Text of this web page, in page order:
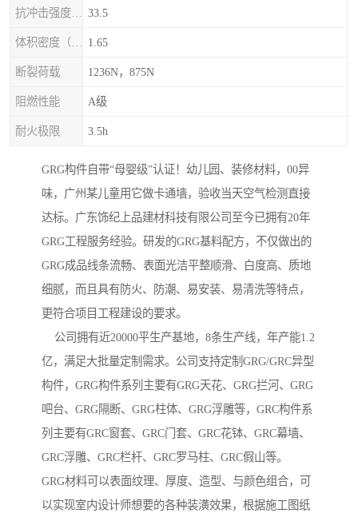
33.5
1.65
断裂荷载 1236N，875N
阻燃性能 A级
耐火极限 3.5h
GRG构件自带“母婴级”认证！幼儿园、装修材料，00异
味，广州某儿童用它做卡通墙，验收当天空气检测直接
达标。广东饰纪上品建材科技有限公司至今已拥有20年
GRG工程服务经验。研发的GRG基料配方，不仅做出的
GRG成品线条流畅、表面光洁平整顺滑、白度高、质地
细腻，而且具有防火、防潮、易安装、易清洗等特点，
更符合项目工程建设的要求。
公司拥有近20000平生产基地，8条生产线，年产能1.2
亿，满足大批量定制需求。公司支持定制GRG/GRC异型
构件，GRG构件系列主要有GRG天花、GRG拦河、GRG
吧台、GRG隔断、GRG柱体、GRG浮雕等，GRC构件系
列主要有GRC窗套、GRC门套、GRC花钵、GRC幕墙、
GRC浮雕、GRC栏杆、GRC罗马柱、GRC假山等。
GRG材料可以表面纹理、厚度、造型、与颜色组合，可
以实现室内设计师想要的各种装潢效果，根据施工图纸